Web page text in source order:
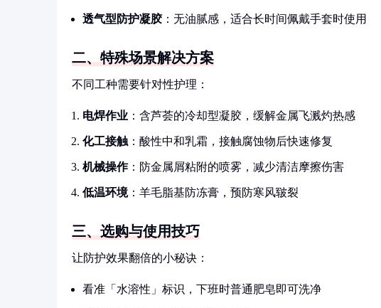
透气型防护凝胶：无油腻感，适合长时间佩戴手套时使用
二、特殊场景解决方案
不同工种需要针对性护理：
电焊作业 ：含芦荟的冷却型凝胶，缓解金属飞溅灼热感
化工接触 ：酸性中和乳霜，接触腐蚀物后快速修复
机械操作：防金属屑粘附的喷雾，减少清洁摩擦伤害
低温环境：羊毛脂基防冻膏，预防寒风皲裂
三、选购与使用技巧
让防护效果翻倍的小秘诀：
看准「水溶性」标识，下班时普通肥皂即可洗净